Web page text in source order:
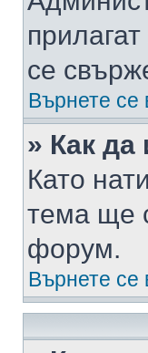
се
Върнете се
» Как да
Като
тема ще
форум.
Върнете се